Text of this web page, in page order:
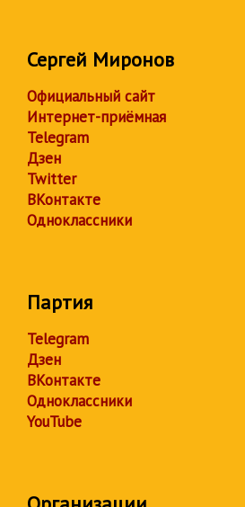
Сергей Миронов
Официальный сайт
Интернет-приёмная
Telegram
Дзен
Twitter
ВКонтакте
Одноклассники
Партия
Telegram
Дзен
ВКонтакте
Одноклассники
YouTube